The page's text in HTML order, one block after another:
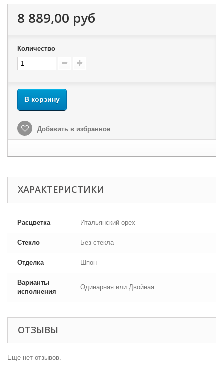
8 889,00 руб
Количество
В корзину
Добавить в избранное
ХАРАКТЕРИСТИКИ
Расцветка Итальянский орех
Стекло Без стекла
Отделка Шпон
Варианты
исполнения
Одинарная или Двойная
ОТЗЫВЫ
Еще нет отзывов.